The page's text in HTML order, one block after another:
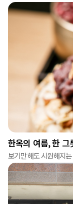
한옥의 여름, 한 그
보기만 해도 시원해지